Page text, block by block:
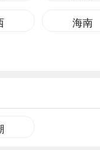
海南